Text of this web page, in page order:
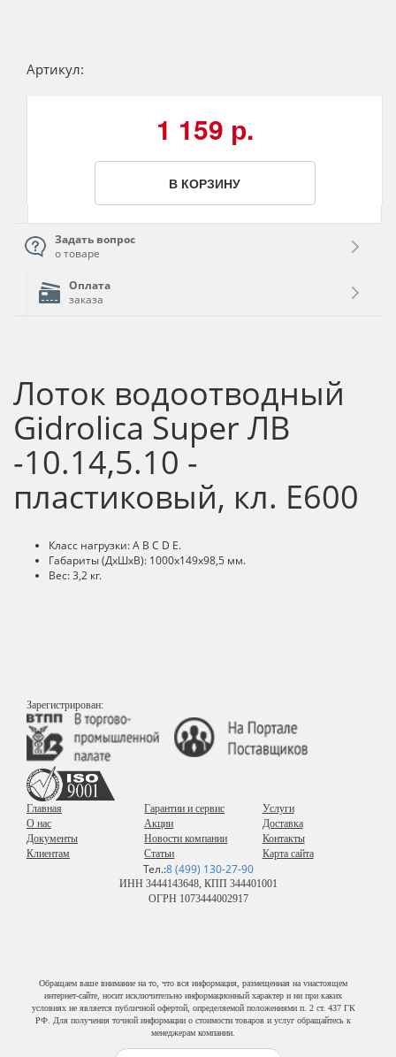
Артикул:
1 159 р.
В КОРЗИНУ
Задать вопрос
о товаре
Оплата
заказа
Лоток водоотводный
Gidrolica Super ЛВ
-10.14,5.10 -
пластиковый, кл. Е600
Класс нагрузки: А В С D E.
Габариты (ДхШхВ): 1000х149х98,5 мм.
Вес: 3,2 кг.
Зарегистрирован:
Главная
О нас
Документы
Клиентам
Гарантии и сервис
Акции
Новости компании
Статьи
Услуги
Доставка
Контакты
Карта сайта
Тел.:8 (499) 130-27-90
ИНН 3444143648, КПП 344401001
ОГРН 1073444002917
Обращаем ваше внимание на то, что вся информация, размещенная на vнастоящем
интернет-сайте, носит исключительно информационный характер и ни при каких
условиях не является публичной офертой, определяемой положениями п. 2 ст. 437 ГК
РФ. Для получения точной информации о стоимости товаров и услуг обращайтесь к
менеджерам компании.